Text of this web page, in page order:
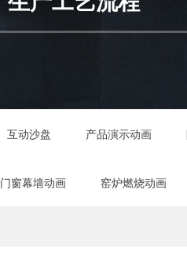
互动沙盘 产品演示动画
门窗幕墙动画 窑炉燃烧动画